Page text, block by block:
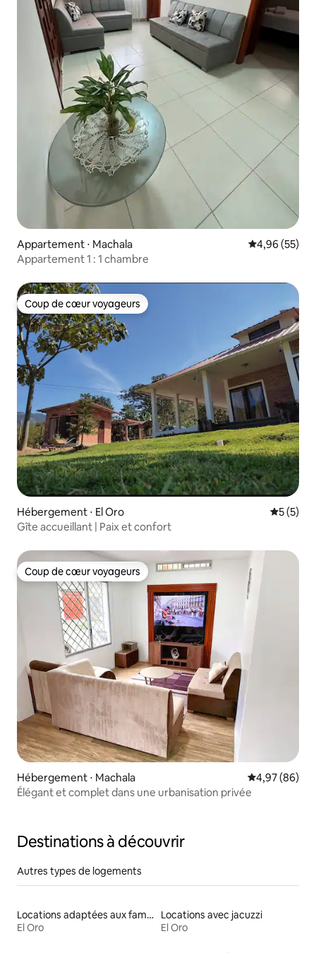
Appartement ⋅ Machala Évaluation
4,96 (55)
Appartement 1 : 1 chambre
Coup de cœur voyageurs
Coup de cœur voyageurs
Hébergement ⋅ El Oro
5 (5)
Gîte accueillant | Paix et confort
Coup de cœur voyageurs
Coup de cœur voyageurs
Hébergement ⋅ Machala Évaluation
4,97 (86)
Élégant et complet dans une urbanisation privée
Destinations à découvrir
Autres types de logements
Locations adaptées aux familles
El Oro
Locations avec jacuzzi
El Oro